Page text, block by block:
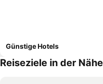
Günstige Hotels
Reiseziele in der